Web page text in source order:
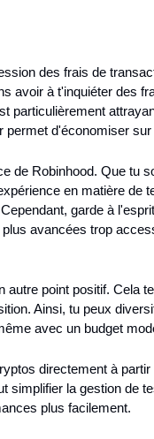
des frais de
avoir à t'inquiéter des
particulièrement
permet d'économiser
de Robinhood. Que tu
en matière de
garde à
avancées trop
point positif. Cela
Ainsi, tu peux
avec un budget
directement à partir
simplifier la gestion de
plus facilement.